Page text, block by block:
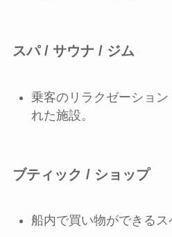
スパ / サウナ / ジム
乗客のリラクゼーショ
れた施設。
ブティック / ショップ
船内で買い物ができるス